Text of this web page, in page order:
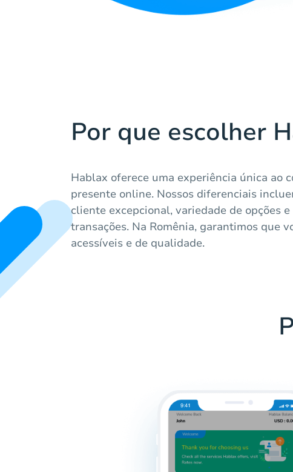
Por que escolher
Hablax oferece uma experiência única ao
presente online. Nossos diferenciais
cliente excepcional, variedade de opções
transações. Na Romênia, garantimos que
acessíveis e de qualidade.